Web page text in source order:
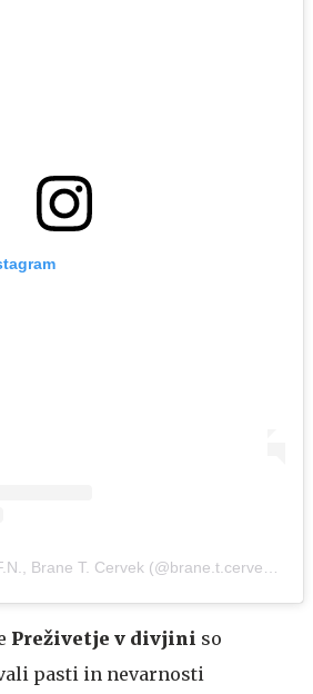
Preživetje v divjini so
pasti in nevarnosti